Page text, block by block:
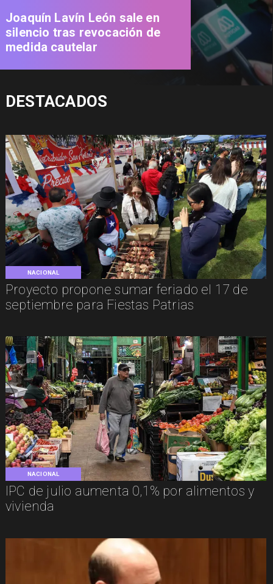
NACIONAL
Proyecto propone sumar feriado el 17 de
septiembre para Fiestas Patrias
NACIONAL
IPC de julio aumenta 0,1% por alimentos y
vivienda
Joaquín Lavín León sale en
silencio tras revocación de
medida cautelar
DESTACADOS